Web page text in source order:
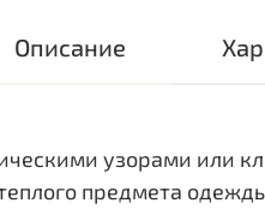
Описание
узорами или
предмета